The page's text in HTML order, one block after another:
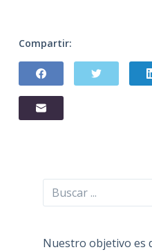
Compartir:
Buscar
Nuestro objetivo es